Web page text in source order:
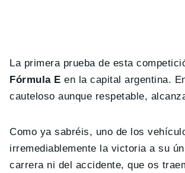
La primera prueba de esta
Fórmula E en la capital argentina.
cauteloso aunque respetable,
Como ya sabréis, uno de los
irremediablemente la victoria a su
carrera ni del accidente, que os